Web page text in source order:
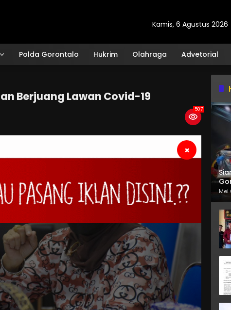
Kamis, 6 Agustus 2026
Polda Gorontalo Hukrim Olahraga Advetorial
Berjuang Lawan Covid-19
507
×
Mei